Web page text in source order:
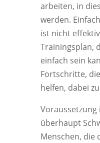
arbeiten, in
werden.
ist nicht
Trainingsplan,
einfach sein
Fortschritte,
helfen, dabei
Voraussetzung
überhaupt
Menschen, die